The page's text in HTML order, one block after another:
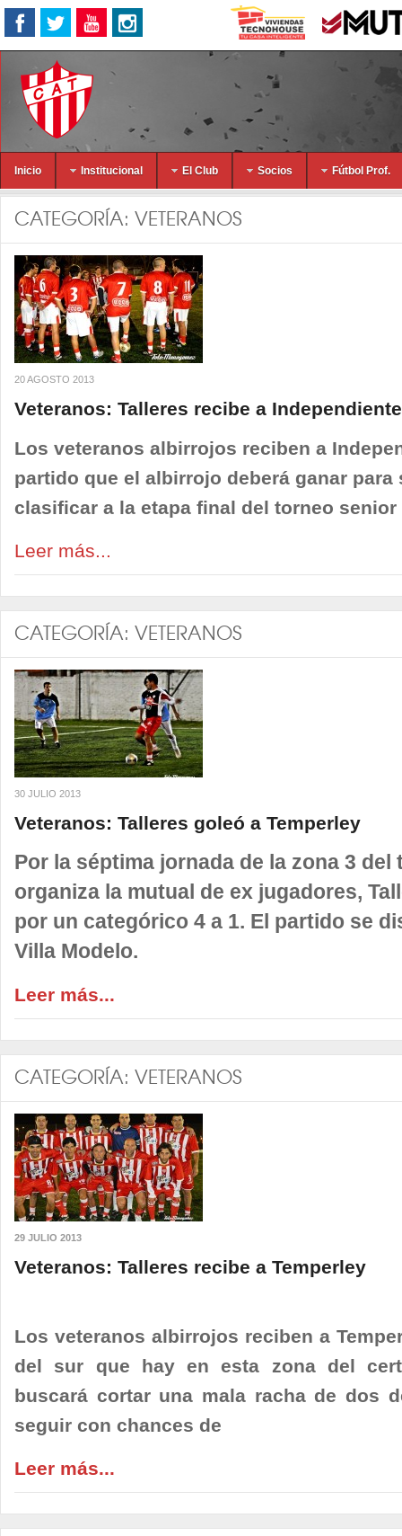
Inicio Institucional El Club Socios Fútbol Prof.
CATEGORÍA: VETERANOS
20 AGOSTO 2013
Veteranos: Talleres recibe a Independiente
Los veteranos albirrojos reciben a
partido que el albirrojo deberá ganar
clasificar a la etapa final del torneo senior
Leer más...
CATEGORÍA: VETERANOS
30 JULIO 2013
Veteranos: Talleres goleó a Temperley
Por la séptima jornada de la zona 3
organiza la mutual de ex jugadores,
por un categórico 4 a 1. El partido se
Villa Modelo.
Leer más...
CATEGORÍA: VETERANOS
29 JULIO 2013
Veteranos: Talleres recibe a Temperley
Los veteranos albirrojos reciben a
del sur que hay en esta zona del
buscará cortar una mala racha de dos
seguir con chances de
Leer más...